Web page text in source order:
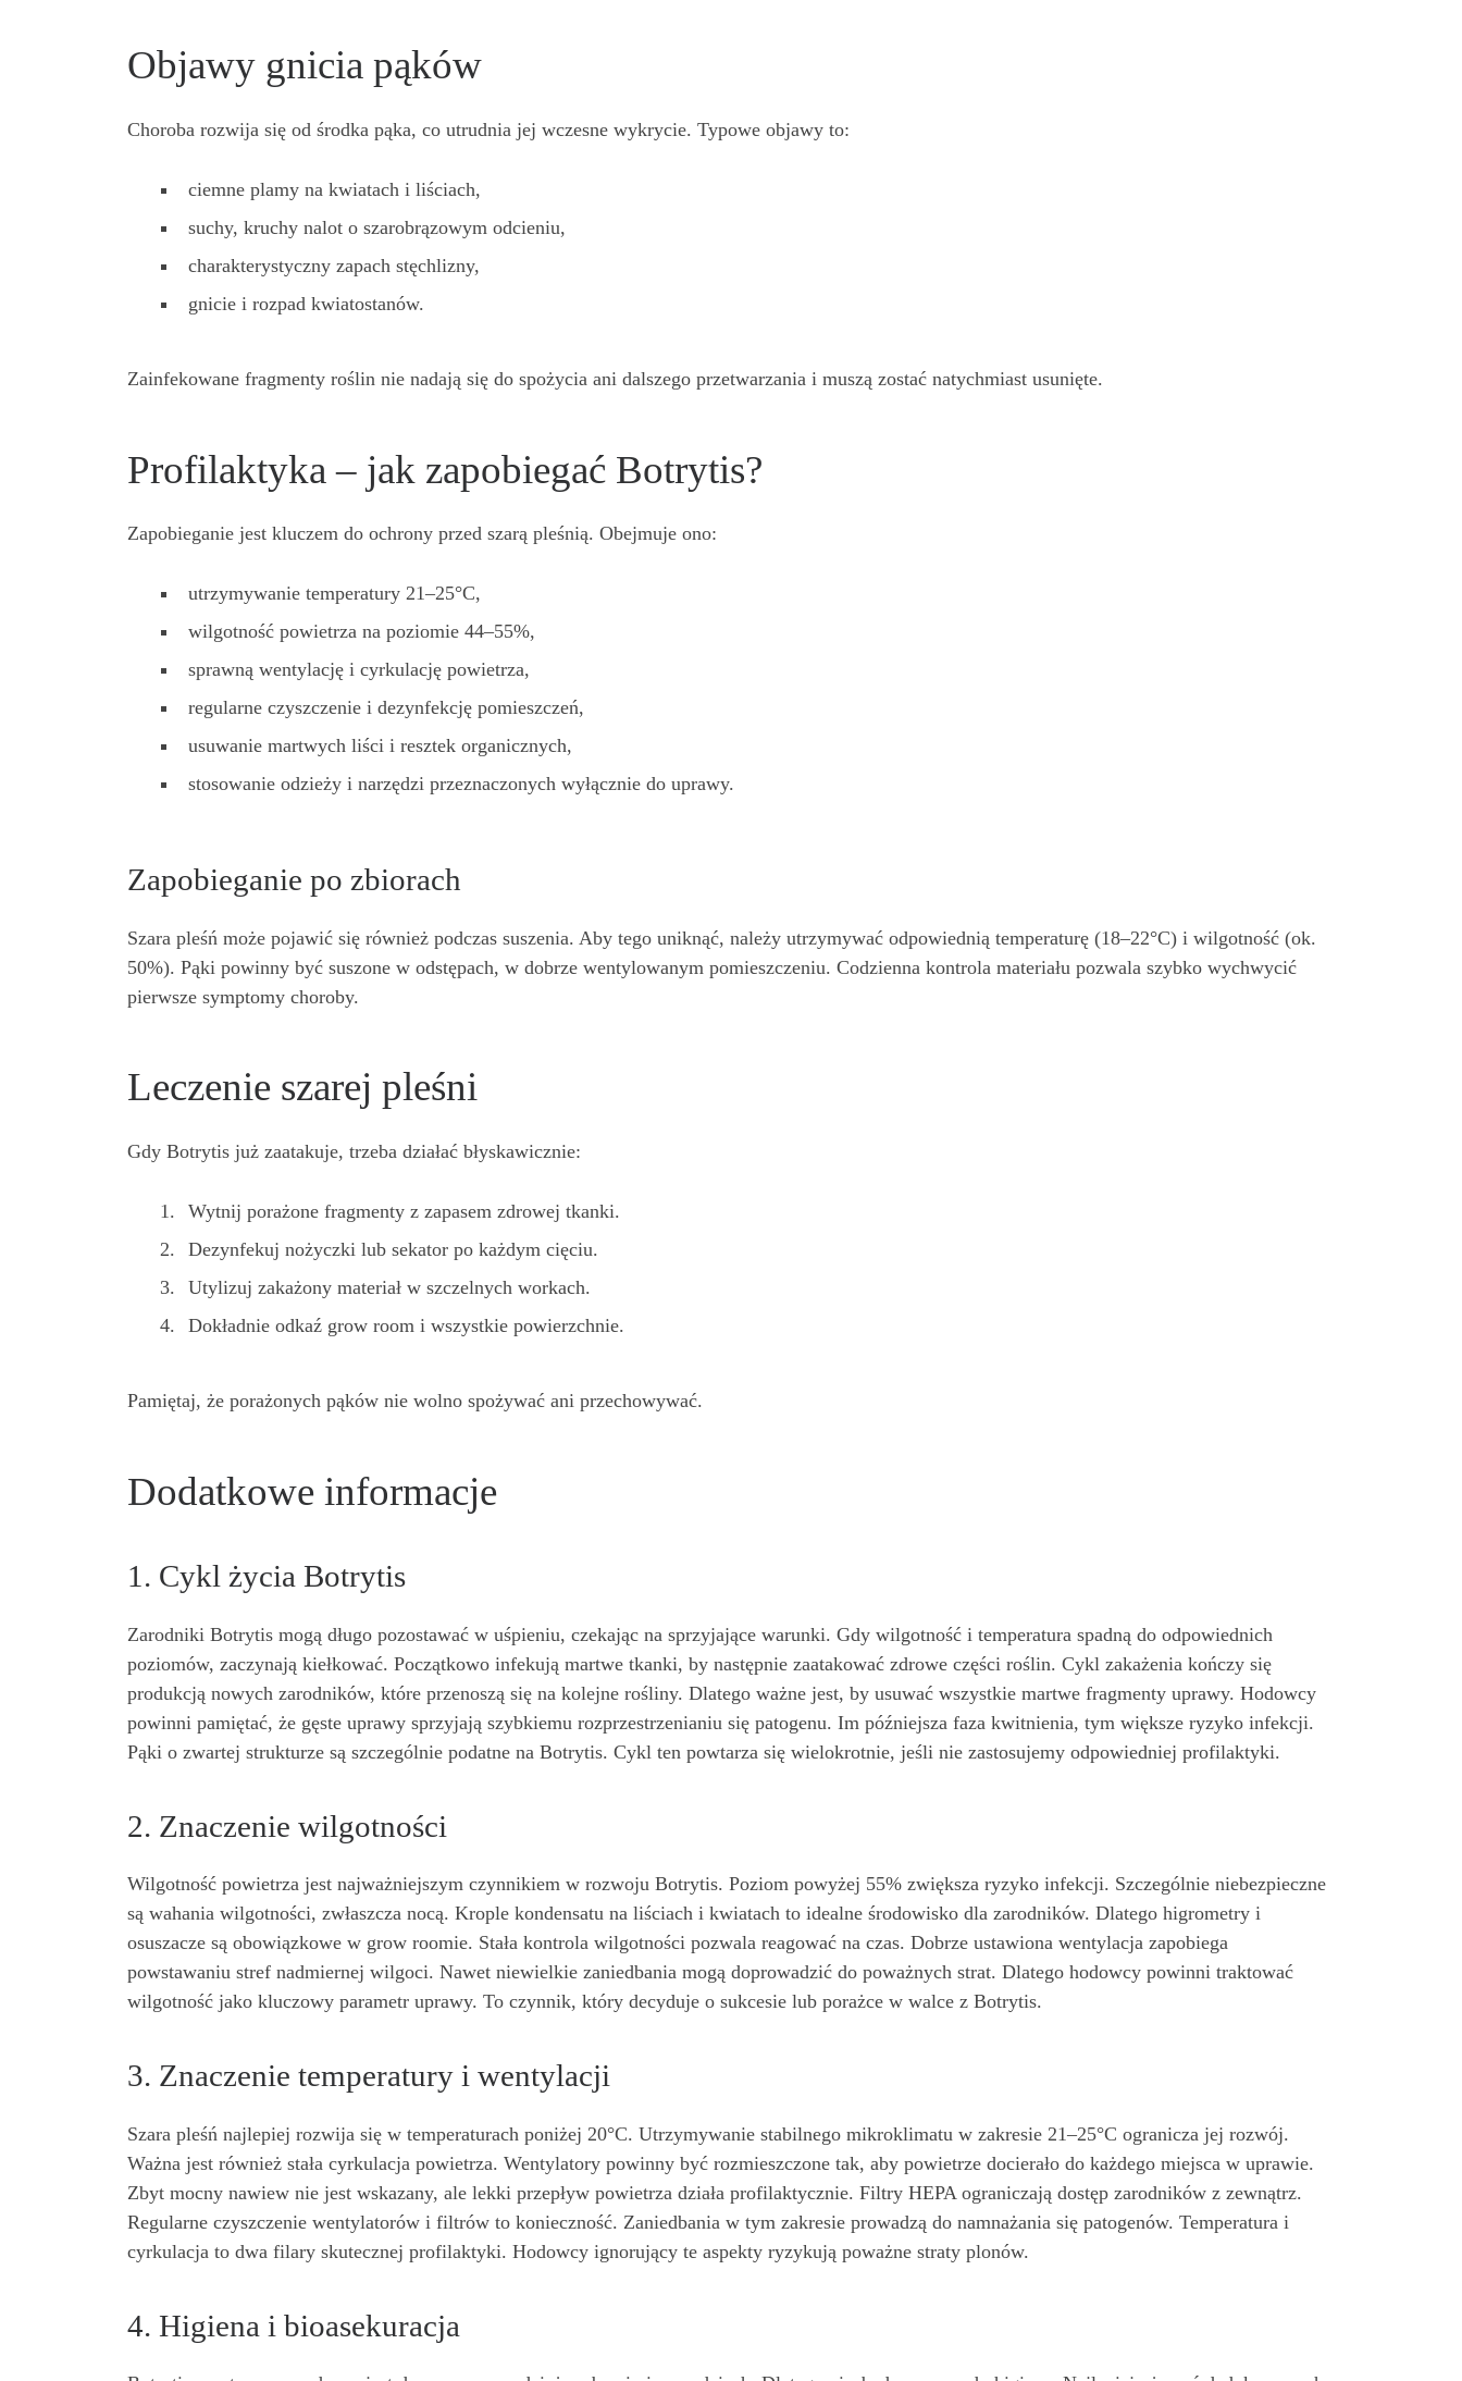
Objawy gnicia pąków
Choroba rozwija się od środka pąka, co utrudnia jej wczesne wykrycie. Typowe objawy to:
ciemne plamy na kwiatach i liściach,
suchy, kruchy nalot o szarobrązowym odcieniu,
charakterystyczny zapach stęchlizny,
gnicie i rozpad kwiatostanów.
Zainfekowane fragmenty roślin nie nadają się do spożycia ani dalszego przetwarzania i muszą zostać natychmiast usunięte.
Profilaktyka – jak zapobiegać Botrytis?
Zapobieganie jest kluczem do ochrony przed szarą pleśnią. Obejmuje ono:
utrzymywanie temperatury 21–25°C,
wilgotność powietrza na poziomie 44–55%,
sprawną wentylację i cyrkulację powietrza,
regularne czyszczenie i dezynfekcję pomieszczeń,
usuwanie martwych liści i resztek organicznych,
stosowanie odzieży i narzędzi przeznaczonych wyłącznie do uprawy.
Zapobieganie po zbiorach
Szara pleśń może pojawić się również podczas suszenia. Aby tego uniknąć, należy utrzymywać odpowiednią temperaturę (18–22°C) i wilgotność (ok.
50%). Pąki powinny być suszone w odstępach, w dobrze wentylowanym pomieszczeniu. Codzienna kontrola materiału pozwala szybko wychwycić
pierwsze symptomy choroby.
Leczenie szarej pleśni
Gdy Botrytis już zaatakuje, trzeba działać błyskawicznie:
Wytnij porażone fragmenty z zapasem zdrowej tkanki.
Dezynfekuj nożyczki lub sekator po każdym cięciu.
Utylizuj zakażony materiał w szczelnych workach.
Dokładnie odkaź grow room i wszystkie powierzchnie.
Pamiętaj, że porażonych pąków nie wolno spożywać ani przechowywać.
Dodatkowe informacje
1. Cykl życia Botrytis
Zarodniki Botrytis mogą długo pozostawać w uśpieniu, czekając na sprzyjające warunki. Gdy wilgotność i temperatura spadną do odpowiednich
poziomów, zaczynają kiełkować. Początkowo infekują martwe tkanki, by następnie zaatakować zdrowe części roślin. Cykl zakażenia kończy się
produkcją nowych zarodników, które przenoszą się na kolejne rośliny. Dlatego ważne jest, by usuwać wszystkie martwe fragmenty uprawy. Hodowcy
powinni pamiętać, że gęste uprawy sprzyjają szybkiemu rozprzestrzenianiu się patogenu. Im późniejsza faza kwitnienia, tym większe ryzyko infekcji.
Pąki o zwartej strukturze są szczególnie podatne na Botrytis. Cykl ten powtarza się wielokrotnie, jeśli nie zastosujemy odpowiedniej profilaktyki.
2. Znaczenie wilgotności
Wilgotność powietrza jest najważniejszym czynnikiem w rozwoju Botrytis. Poziom powyżej 55% zwiększa ryzyko infekcji. Szczególnie niebezpieczne
są wahania wilgotności, zwłaszcza nocą. Krople kondensatu na liściach i kwiatach to idealne środowisko dla zarodników. Dlatego higrometry i
osuszacze są obowiązkowe w grow roomie. Stała kontrola wilgotności pozwala reagować na czas. Dobrze ustawiona wentylacja zapobiega
powstawaniu stref nadmiernej wilgoci. Nawet niewielkie zaniedbania mogą doprowadzić do poważnych strat. Dlatego hodowcy powinni traktować
wilgotność jako kluczowy parametr uprawy. To czynnik, który decyduje o sukcesie lub porażce w walce z Botrytis.
3. Znaczenie temperatury i wentylacji
Szara pleśń najlepiej rozwija się w temperaturach poniżej 20°C. Utrzymywanie stabilnego mikroklimatu w zakresie 21–25°C ogranicza jej rozwój.
Ważna jest również stała cyrkulacja powietrza. Wentylatory powinny być rozmieszczone tak, aby powietrze docierało do każdego miejsca w uprawie.
Zbyt mocny nawiew nie jest wskazany, ale lekki przepływ powietrza działa profilaktycznie. Filtry HEPA ograniczają dostęp zarodników z zewnątrz.
Regularne czyszczenie wentylatorów i filtrów to konieczność. Zaniedbania w tym zakresie prowadzą do namnażania się patogenów. Temperatura i
cyrkulacja to dwa filary skutecznej profilaktyki. Hodowcy ignorujący te aspekty ryzykują poważne straty plonów.
4. Higiena i bioasekuracja